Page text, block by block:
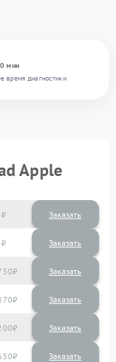
мин
время диагностики
Apple
Заказать
Заказать